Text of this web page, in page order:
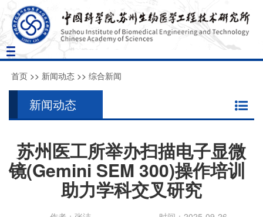
Toggle
navigation
首页 >> 新闻动态 >> 综合新闻
新闻动态
苏州医工所举办扫描电子显微
镜(Gemini SEM 300)操作培训
助力学科交叉研究